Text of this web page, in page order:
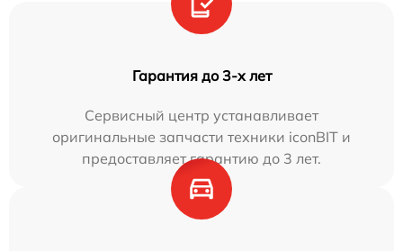
Гарантия до 3-х лет
Сервисный центр устанавливает
оригинальные запчасти техники iconBIT и
предоставляет гарантию до 3 лет.